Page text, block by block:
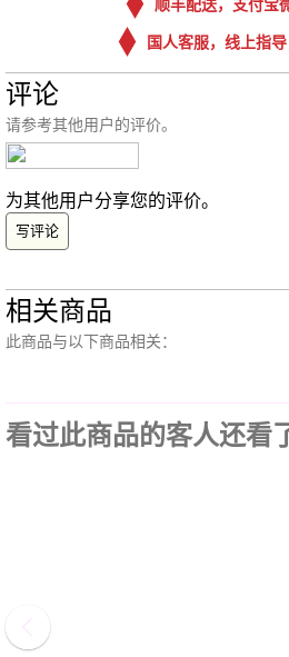
国人客服，线上指
评论
请参考其他用户的评价。
为其他用户分享您的评价。
写评论
相关商品
此商品与以下商品相关：
看过此商品的客人还看